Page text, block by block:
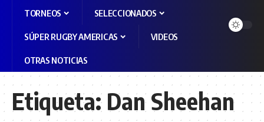
TORNEOS SELECCIONADOS
SÚPER RUGBY AMERICAS VIDEOS
OTRAS NOTICIAS
Etiqueta: Dan Sheehan